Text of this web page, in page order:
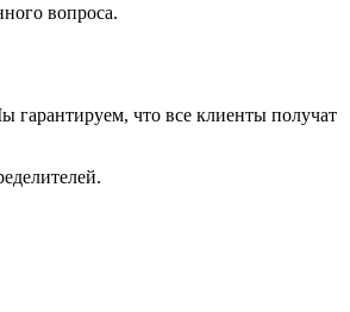
вопроса.
гарантируем, что все клиенты получат